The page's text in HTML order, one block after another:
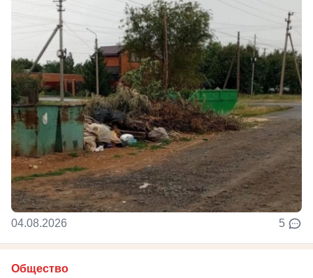
04.08.2026 5
Общество